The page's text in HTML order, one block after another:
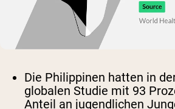
Die Philippinen hatten in
globalen Studie mit 93
Anteil an jugendlichen